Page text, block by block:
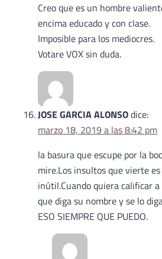
Creo que es un hombre
encima educado y con clase.
Imposible para los mediocres.
Votare VOX sin duda.
JOSE GARCIA ALONSOdice:
marzo 18, 2019 a las 8:42 pm
la basura que escupe por la
mire.Los insultos que vierte
inútil.Cuando quiera calificar
que diga su nombre y se lo
ESO SIEMPRE QUE PUEDO.